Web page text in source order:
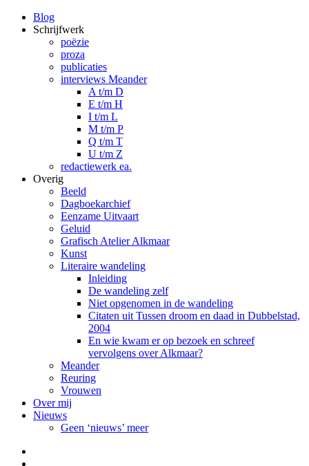
Blog
Schrijfwerk
poëzie
proza
publicaties
interviews Meander
A t/m D
E t/m H
I t/m L
M t/m P
Q t/m T
U t/m Z
redactiewerk ea.
Overig
Beeld
Dagboekarchief
Eenzame Uitvaart
Geluid
Grafisch Atelier Alkmaar
Kunst
Literaire wandeling
Inleiding
De wandeling zelf
Niet opgenomen in de wandeling
Citaten uit Tussen droom en daad in Dubbelstad,
2004
En wie kwam er op bezoek en schreef
vervolgens over Alkmaar?
Meander
Reuring
Vrouwen
Over mij
Nieuws
Geen ‘nieuws’ meer